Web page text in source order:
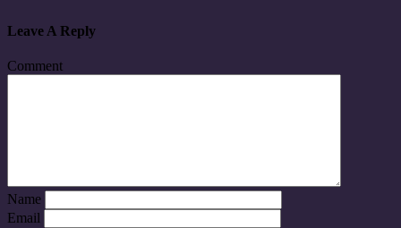
Leave A Reply
Comment
Name
Email